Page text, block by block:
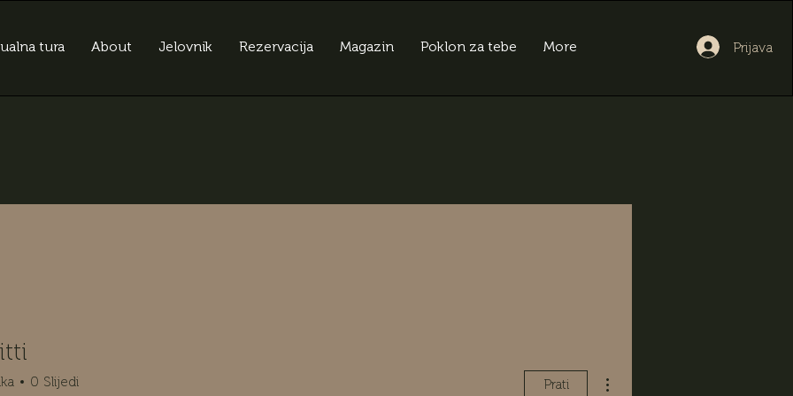
tura About Jelovnik Rezervacija Magazin Poklon za tebe More Prijava
0 Slijedi Prati